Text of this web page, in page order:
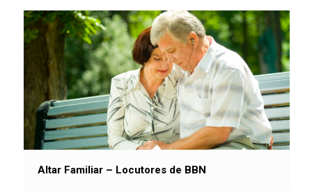
Altar Familiar – Locutores de BBN